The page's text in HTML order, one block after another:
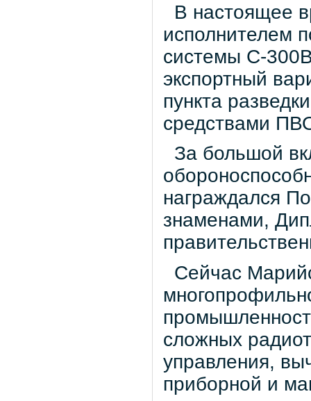
В настоящее
исполнителем
системы С-
экспортный
пункта
средствами
За большой
награждался
знаменами,
Сейчас
сложных
управления,
приборной и